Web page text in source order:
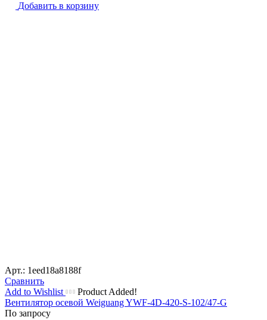
Добавить в корзину
Арт.: 1eed18a8188f
Сравнить
Add to Wishlist
Product Added!
Вентилятор осевой Weiguang YWF-4D-420-S-102/47-G
По запросу